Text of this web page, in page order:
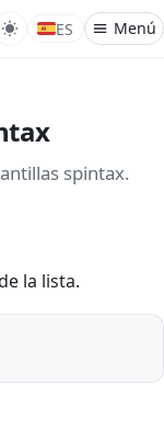
ES Menú
spintax.
la lista.